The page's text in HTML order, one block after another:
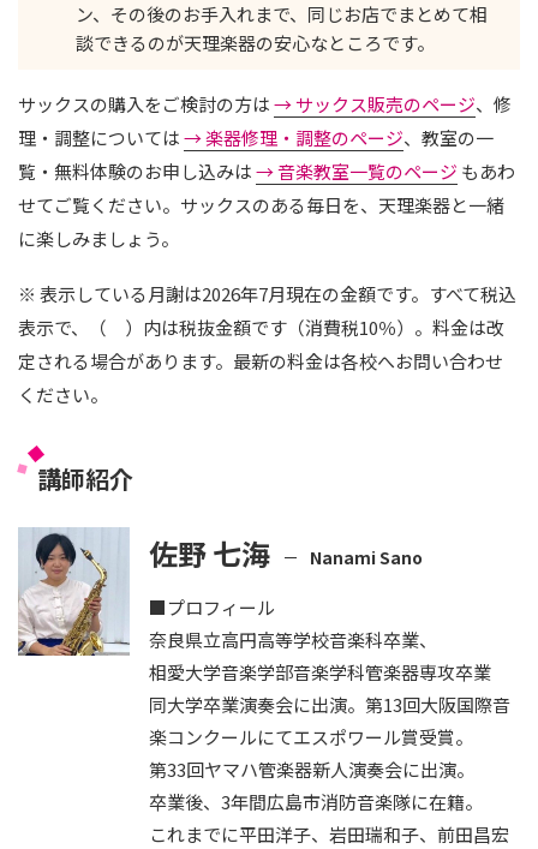
ン、その後のお手入れまで、同じお店でまとめて相
談できるのが天理楽器の安心なところです。
サックスの購入をご検討の方は→ サックス販売のページ、修
理・調整については→ 楽器修理・調整のページ、教室の一
覧・無料体験のお申し込みは→ 音楽教室一覧のページ もあわ
せてご覧ください。サックスのある毎日を、天理楽器と一緒
に楽しみましょう。
※ 表示している月謝は2026年7月現在の金額です。すべて税込
表示で、（ ）内は税抜金額です（消費税10％）。料金は改
定される場合があります。最新の料金は各校へお問い合わせ
ください。
講師紹介
佐野 七海 Nanami Sano
■プロフィール
奈良県立高円高等学校音楽科卒業、
相愛大学音楽学部音楽学科管楽器専攻卒業
同大学卒業演奏会に出演。第13回大阪国際音
楽コンクールにてエスポワール賞受賞。
第33回ヤマハ管楽器新人演奏会に出演。
卒業後、3年間広島市消防音楽隊に在籍。
これまでに平田洋子、岩田瑞和子、前田昌宏